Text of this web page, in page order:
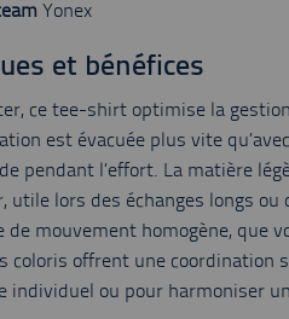
Yonex
et bénéfices
ce tee-shirt optimise la
est évacuée plus vite
pendant l’effort. La matière
utile lors des échanges longs ou
de mouvement homogène, que
coloris offrent une coordination
individuel ou pour harmoniser